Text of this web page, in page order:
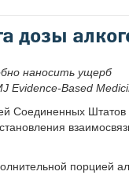
дозы
наносить ущерб
Evidence-Based
Соединенных Штатов
порцией